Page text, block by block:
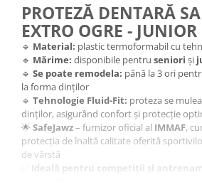
PROTEZĂ DENTARĂ
EXTRO OGRE -
🔹 Material: plastic termoformabil cu
🔹 Mărime: disponibile pentru seniori și
🔹 Se poate remodela: până la 3 ori
la forma dinților
🔹 Tehnologie Fluid-Fit: proteza se
dinților, asigurând confort și protecție
🌟 SafeJawz– furnizor oficial al IMMAF,
protecția de înaltă calitate oferită
de vârstă
Ideală pentru competiții și